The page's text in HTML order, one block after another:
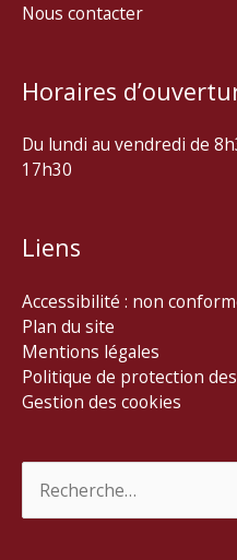
Nous contacter
Horaires
Du lundi au vendredi de
17h30
Liens
Accessibilité : non
Plan du site
Mentions légales
Politique de protection
Gestion des cookies